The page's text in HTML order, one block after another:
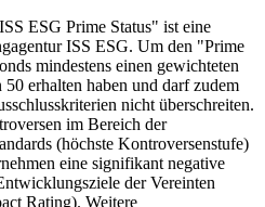
ESG Prime Status" ist eine
ISS ESG. Um den "Prime
mindestens einen gewichteten
erhalten haben und darf zudem
nicht überschreiten.
im Bereich der
(höchste Kontroversenstufe)
eine signifikant negative
der Vereinten
Rating). Weitere